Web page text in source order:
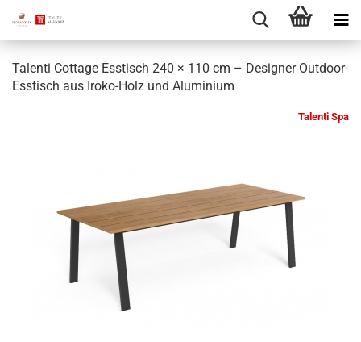
Talenti Cottage Esstisch 240 × 110 cm – Designer Outdoor-
Esstisch aus Iroko-Holz und Aluminium
Talenti Spa